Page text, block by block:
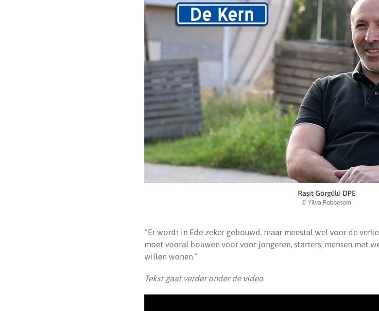
Raşit Görgülü DPE
© Yilva Robbesom
“Er wordt in Ede zeker gebouwd, maar meestal wel voor de
moet vooral bouwen voor voor jongeren, starters, mensen met
willen wonen.”
Tekst gaat verder onder de video